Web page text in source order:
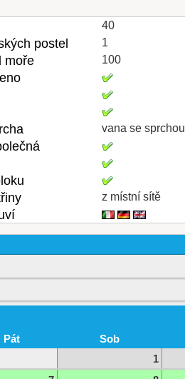
40
postel 1
moře 100
vana se sprchou
z místní sítě
Pát Sob
1